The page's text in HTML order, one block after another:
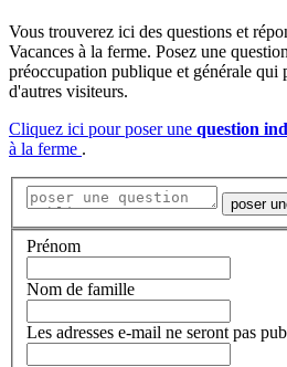
Vous trouverez ici des questions et
Vacances à la ferme. Posez une
préoccupation publique et générale qui
d'autres visiteurs.
Cliquez ici pour poser une question
à la ferme .
poser
Prénom
Nom de famille
Les adresses e-mail ne seront pas